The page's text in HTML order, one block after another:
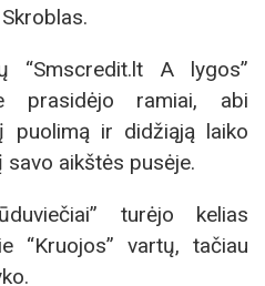
“Smscredit.lt A lygos”
prasidėjo ramiai, abi
puolimą ir didžiąją laiko
aikštės pusėje.
turėjo kelias
“Kruojos” vartų, tačiau